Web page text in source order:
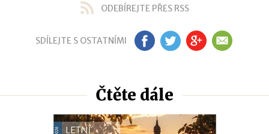
ODEBÍREJTE PŘES RSS
SDÍLEJTE S OSTATNÍMI FB TW GP EM
Čtěte dále